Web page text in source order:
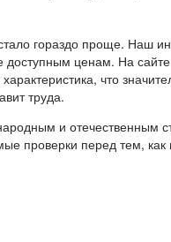
гораздо проще. Наш
ценам. На
что
труда.
и отечественным
проверки перед тем, как